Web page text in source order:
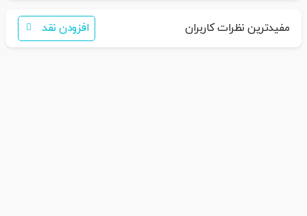
مفیدترین نظرات کاربران افزودن نقد